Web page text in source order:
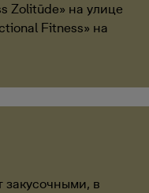
Zolitūde» на улице
Fitness» на
в